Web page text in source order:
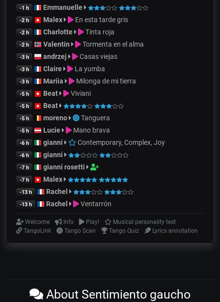
-1 h Emmanuelle
-2 h Malex En esta tarde gris
-2 h Charlotte Tinta roja
-2 h Valentin Tormenta en el alma
-3 h andrzej Casas viejas
-3 h Claire La yumba
-3 h Mariia Milonga de mi tierra
-5 h Beat Viviani
-5 h Beat
-5 h moreno Tanguera
-5 h Lucie Mano brava
-6 h gianni Contemporary, Complex, Joy
-6 h gianni
-7 h gianni rosetti
-7 h Malex
-13 h Rachel
-13 h Rachel Ventarrón
Welcome Info Play!
Musical personality test
TangoLink
Tango Scan Tango Quiz Lyrics annotation
About Sentimiento gaucho